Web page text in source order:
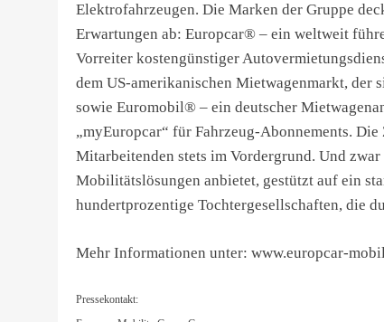
Elektrofahrzeugen. Die Marken der Gruppe
Erwartungen ab: Europcar® – ein weltweit
Vorreiter kostengünstiger
dem US-amerikanischen Mietwagenmarkt, der
sowie Euromobil® – ein deutscher
„myEuropcar“ für Fahrzeug-Abonnements.
Mitarbeitenden stets im Vordergrund. Und
Mobilitätslösungen anbietet, gestützt auf ein
hundertprozentige Tochtergesellschaften, die
Mehr Informationen unter: www.europcar-
Pressekontakt: